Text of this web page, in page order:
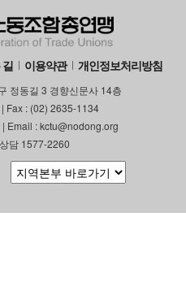
길 이용약관 개인정보처리방침
정동길 3 경향신문사 14층
Fax : (02) 2635-1134
Email : kctu@nodong.org
담 1577-2260